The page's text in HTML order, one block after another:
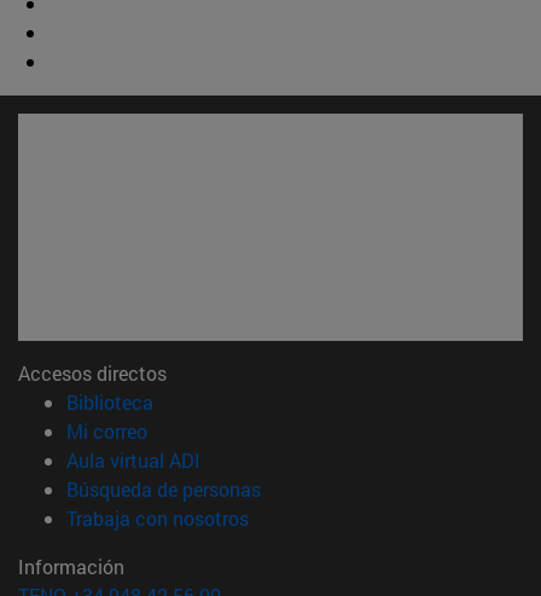
Accesos directos
Biblioteca
Mi correo(abre en nueva ventana)
Aula virtual ADI
Búsqueda de personas(abre en nueva ventana)
Trabaja con nosotros(abre en nueva ventana)
Información